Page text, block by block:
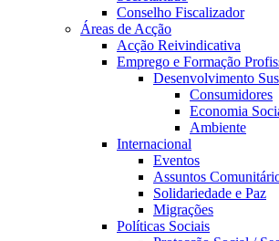
Conselho Fiscalizador
Áreas de Acção
Acção Reivindicativa
Emprego e Formação
Desenvolvimento
Consumidores
Economia
Ambiente
Internacional
Eventos
Assuntos
Solidariedade e Paz
Migrações
Políticas Sociais